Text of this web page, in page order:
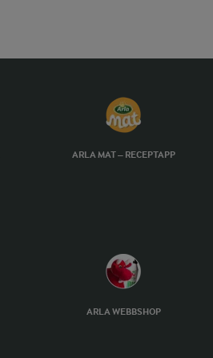
ARLA MAT – RECEPTAPP
ARLA WEBBSHOP